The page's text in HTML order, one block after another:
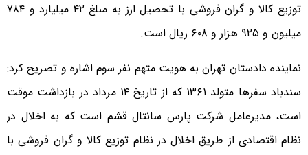
توزیع کالا و گران فروشی با تحصیل ارز به مبلغ ۴۲ میلیارد و ۷۸۴
میلیون و ۹۲۵ هزار و ۶۰۸ ریال است.
نماینده دادستان تهران به هویت متهم نفر سوم اشاره و تصریح کرد:
سندباد سفرها متولد ۱۳۶۱ که از تاریخ ۱۴ مرداد در بازداشت موقت
است، مدیرعامل شرکت پارس سانتال قشم است که به اخلال در
نظام اقتصادی از طریق اخلال در نظام توزیع کالا و گران فروشی با